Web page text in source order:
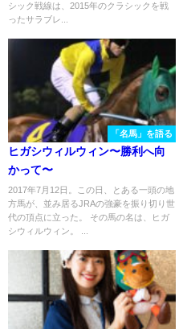
シック戦線は、2015年のクラシックを戦
ったサラブレ...
「名馬」を語る
ヒガシウィルウィン〜勝利へ向
かって〜
2017年7月12日。この日、とある一頭の地
方馬が、並み居るJRAの強豪を振り切り世
代の頂点に立った。 その馬の名は、ヒガ
シウィルウィン。 ...